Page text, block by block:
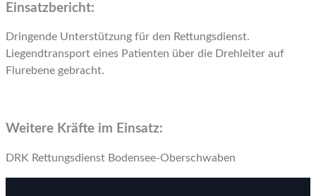
Einsatzbericht:
Dringende Unterstützung für den Rettungsdienst.
Liegendtransport eines Patienten über die Drehleiter auf
Flurebene gebracht.
Weitere Kräfte im Einsatz:
DRK Rettungsdienst Bodensee-Oberschwaben